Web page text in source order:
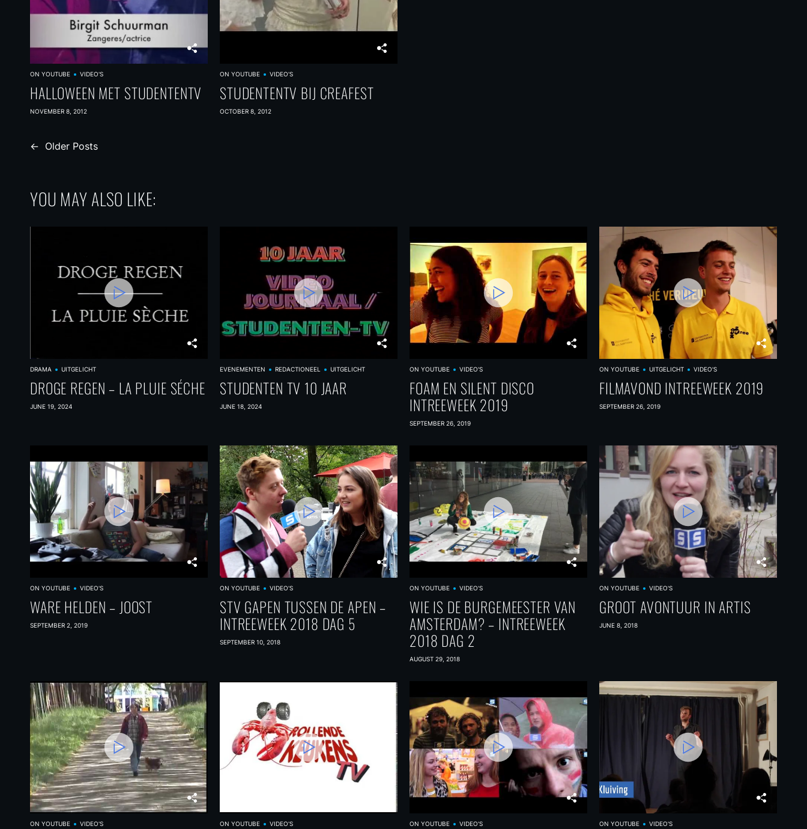
ON YOUTUBE VIDEO'S
HALLOWEEN MET STUDENTENTV
NOVEMBER 8, 2012
ON YOUTUBE VIDEO'S
STUDENTENTV BIJ CREAFEST
OCTOBER 8, 2012
P
s
s
t
i
o
← Older Posts
YOU MAY ALSO LIKE:
DRAMA UITGELICHT
DROGE REGEN – LA PLUIE SÉCHE
JUNE 19, 2024
EVENEMENTEN REDACTIONEEL UITGELICHT
STUDENTEN TV 10 JAAR
JUNE 18, 2024
ON YOUTUBE VIDEO'S
FOAM EN SILENT DISCO
INTREEWEEK 2019
SEPTEMBER 26, 2019
ON YOUTUBE UITGELICHT VIDEO'S
FILMAVOND INTREEWEEK 2019
SEPTEMBER 26, 2019
ON YOUTUBE VIDEO'S
WARE HELDEN – JOOST
SEPTEMBER 2, 2019
ON YOUTUBE VIDEO'S
STV GAPEN TUSSEN DE APEN –
INTREEWEEK 2018 DAG 5
SEPTEMBER 10, 2018
ON YOUTUBE VIDEO'S
WIE IS DE BURGEMEESTER VAN
AMSTERDAM? – INTREEWEEK
2018 DAG 2
AUGUST 29, 2018
ON YOUTUBE VIDEO'S
GROOT AVONTUUR IN ARTIS
JUNE 8, 2018
ON YOUTUBE VIDEO'S ON YOUTUBE VIDEO'S ON YOUTUBE VIDEO'S ON YOUTUBE VIDEO'S